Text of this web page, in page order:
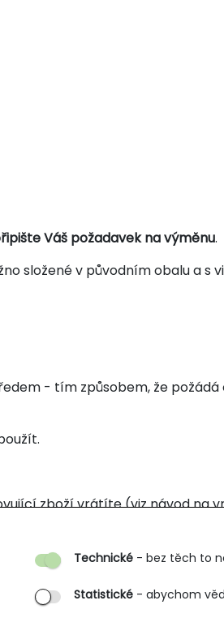
Technické - bez těch to
Statistické - abychom
Váš požadavek na výměnu.
složené v původním obalu a
- tím způsobem, že
zboží vrátíte (viz návod na
nevykoupil poslední kus)